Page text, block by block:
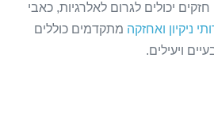
יכולים לגרום לאלרגיות, כאבי
ניקיון ואחזקהמתקדמים כוללים
ויעילים.